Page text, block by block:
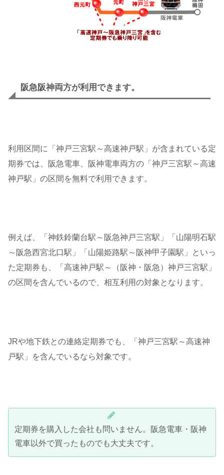
阪急阪神両方が利用できます。
利用区間に「神戸三宮駅～高速神戸駅」が含まれている定
期券では、阪急電車、阪神電車両方の「神戸三宮駅～高速
神戸駅」の区間を無料で利用できます。
例えば、「神鉄鈴蘭台駅～阪急神戸三宮駅」「山陽明石駅
～阪急西宮北口駅」「山陽姫路駅～阪神甲子園駅」といっ
た定期券も、「高速神戸駅～（阪神・阪急）神戸三宮駅」
の区間を含んでいるので、相互利用の対象となります。
JRや地下鉄との連絡定期券でも、「神戸三宮駅～高速神
戸駅」を含んでいるなら対象です。
定期券を購入した会社も問いません。阪急電車・阪神
電車以外で買ったものでも大丈夫です。